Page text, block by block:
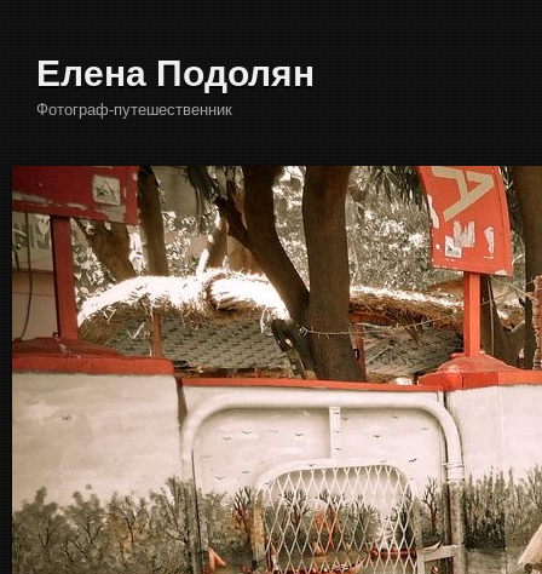
Елена Подолян
Фотограф-путешественник